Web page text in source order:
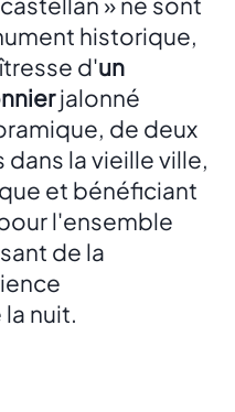
historique,
d'un
jalonné
de deux
la vieille ville,
et bénéficiant
l'ensemble
de la
nuit.